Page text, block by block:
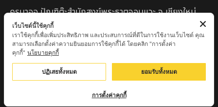
ครูบาออ ปัณฑิต๊ะสำนักสงฆ์พระธาตุจอมแวะ จ.เชียงใหม่
หลวงปู่สยาก๊วนพระชะยะ อินต๊ะวังโส วัดพระบาทผาผึ้ง
อำเภอลี้ จ.ลำพูน
หลวงตาชา สำนักสงฆ์ ถ้ำคองหลู ต.เชียงดาว อ.เชียงดาว
จ.เชียงใหม่ เสก
ครูบานะ ชินวํโส สำนักสงฆ์ดอยอีฮุย จ.ลำพูน
เว็บไซต์นี้ใช้คุกกี้
เราใช้คุกกี้เพื่อเพิ่มประสิทธิภาพ และประสบการณ์ที่ดีในการใช้งานเว็บไซต์ คุณ
สามารถเลือกตั้งค่าความยินยอมการใช้คุกกี้ได้ โดยคลิก "การตั้งค่า
คุกกี้" นโยบายคุกกี้
ปฏิเสธทั้งหมด ยอมรับทั้งหมด
การตั้งค่าคุกกี้